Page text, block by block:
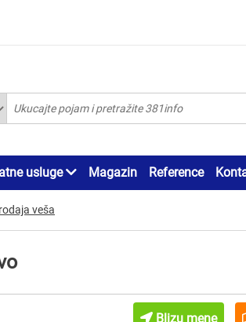
usluge Magazin Reference
veša
Blizu mene